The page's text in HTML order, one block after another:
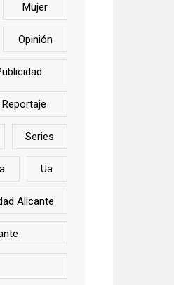
Mujer
Opinión
Reportaje
Series
Ua
Alicante